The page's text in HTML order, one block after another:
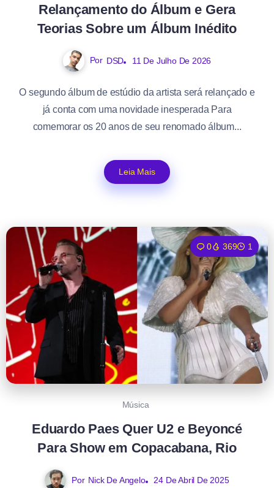
Relançamento do Álbum e Gera
Teorias Sobre um Álbum Inédito
Por DSD 11 De Julho De 2026
O segundo álbum de estúdio da artista será relançado e
já conta com uma novidade inesperada Para
comemorar os 20 anos de seu renomado álbum...
Leia Mais
0 369 1
Música
Eduardo Paes Quer U2 e Beyoncé
Para Show em Copacabana, Rio
Por Nick De Angelo 24 De Abril De 2025